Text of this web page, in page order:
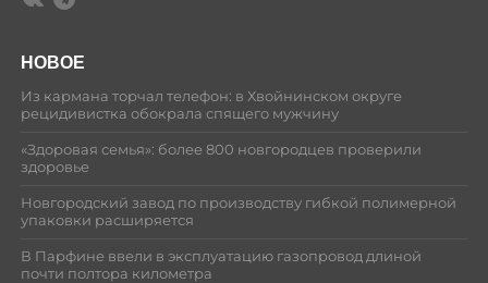
НОВОЕ
Из кармана торчал телефон: в Хвойнинском округе
рецидивистка обокрала спящего мужчину
«Здоровая семья»: более 800 новгородцев проверили
здоровье
Новгородский завод по производству гибкой полимерной
упаковки расширяется
В Парфине ввели в эксплуатацию газопровод длиной
почти полтора километра